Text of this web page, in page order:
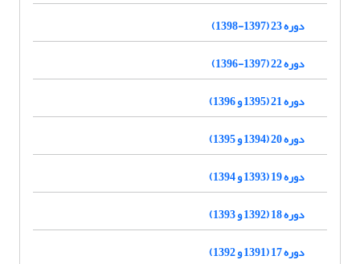
دوره 23 (1397-1398)
دوره 22 (1397-1396)
دوره 21 (1395 و 1396)
دوره 20 (1394 و 1395)
دوره 19 (1393 و 1394)
دوره 18 (1392 و 1393)
دوره 17 (1391 و 1392)